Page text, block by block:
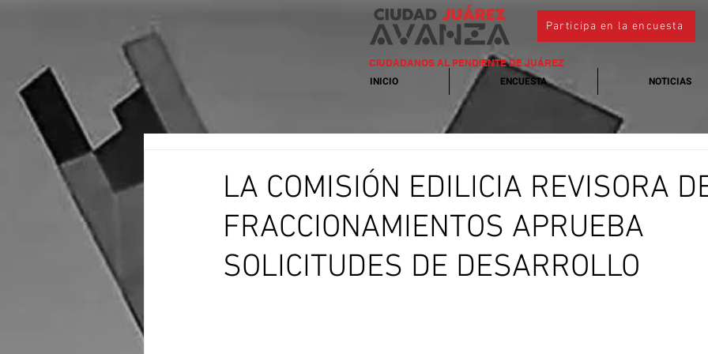
Participa en la encuesta
CIUDADANOS AL PENDIENTE DE JUÁREZ
INICIO ENCUESTA NOTICIAS
LA COMISIÓN EDILICIA REVISORA
FRACCIONAMIENTOS APRUEBA
SOLICITUDES DE DESARROLLO